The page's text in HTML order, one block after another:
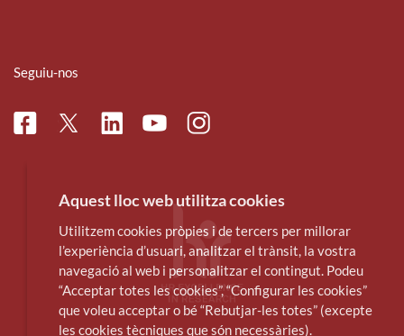
Seguiu-nos
FacebookTwitterLinkedinYoutubeInstagram
Aquest lloc web utilitza cookies
Utilitzem cookies pròpies i de tercers per millorar
l’experiència d’usuari, analitzar el trànsit, la vostra
navegació al web i personalitzar el contingut. Podeu
“Acceptar totes les cookies”, “Configurar les cookies”
que voleu acceptar o bé “Rebutjar-les totes” (excepte
les cookies tècniques que són necessàries).